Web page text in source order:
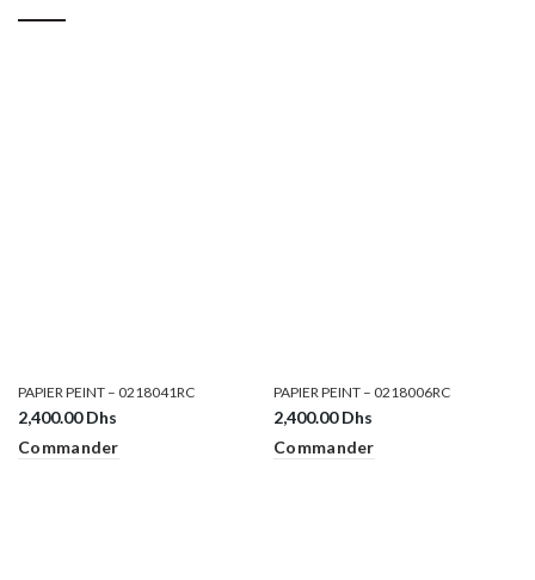
PAPIER PEINT – 0218041RC
2,400.00Dhs
Commander
PAPIER PEINT – 0218006RC
2,400.00Dhs
Commander